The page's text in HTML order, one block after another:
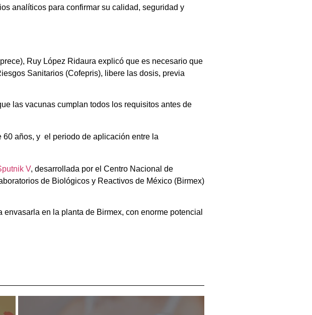
analíticos para confirmar su calidad, seguridad y
Ruy López Ridaura explicó que es necesario que
Sanitarios (Cofepris), libere las dosis, previa
las vacunas cumplan todos los requisitos antes de
años, y el periodo de aplicación entre la
V, desarrollada por el Centro Nacional de
de Biológicos y Reactivos de México (Birmex)
en la planta de Birmex, con enorme potencial